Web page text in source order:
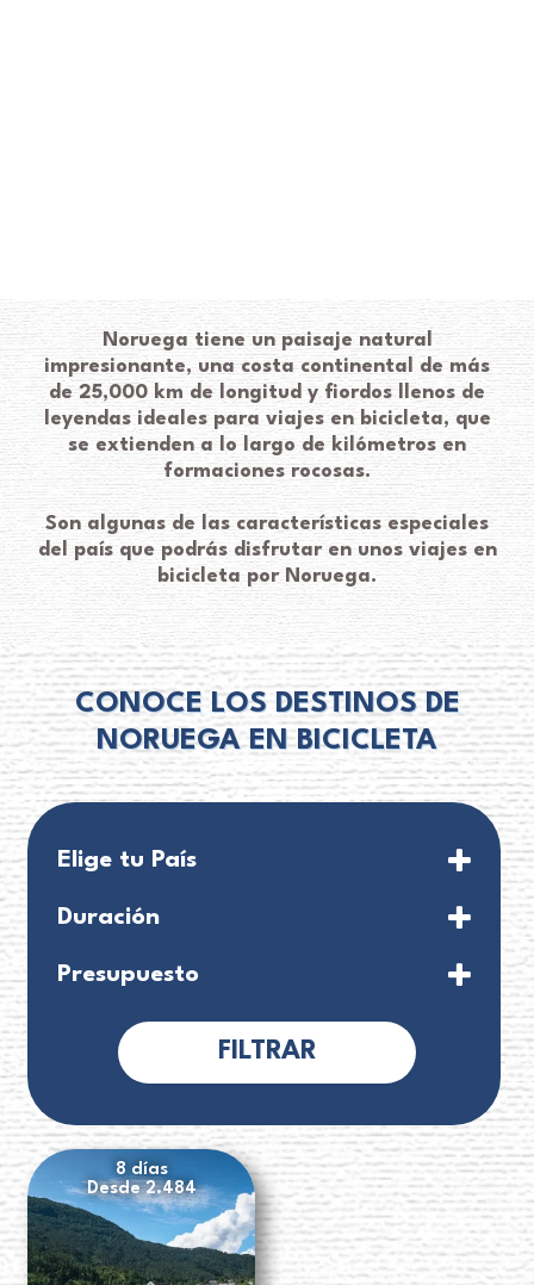
Noruega tiene un paisaje natural
impresionante, una costa continental de más
de 25,000 km de longitud y fiordos llenos de
leyendas ideales para viajes en bicicleta, que
se extienden a lo largo de kilómetros en
formaciones rocosas.
Son algunas de las características especiales
del país que podrás disfrutar en unos viajes en
bicicleta por Noruega.
CONOCE LOS DESTINOS DE
NORUEGA EN BICICLETA
Elige tu País
Duración
Presupuesto
FILTRAR
8 días
Desde 2.484